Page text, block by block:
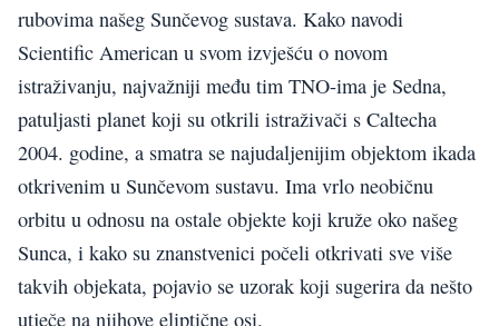
rubovima našeg Sunčevog sustava. Kako navodi
Scientific American u svom izvješću o novom
istraživanju, najvažniji među tim TNO-ima je Sedna,
patuljasti planet koji su otkrili istraživači s Caltecha
2004. godine, a smatra se najudaljenijim objektom ikada
otkrivenim u Sunčevom sustavu. Ima vrlo neobičnu
orbitu u odnosu na ostale objekte koji kruže oko našeg
Sunca, i kako su znanstvenici počeli otkrivati sve više
takvih objekata, pojavio se uzorak koji sugerira da nešto
utječe na njihove eliptične osi.